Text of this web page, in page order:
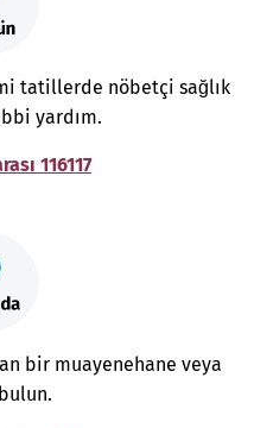
tatillerde nöbetçi sağlık
yardım.
116117
bir muayenehane veya